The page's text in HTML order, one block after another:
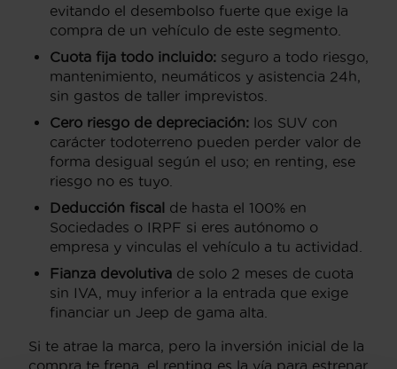
evitando el desembolso fuerte que exige la
compra de un vehículo de este segmento.
Cuota fija todo incluido: seguro a todo riesgo,
mantenimiento, neumáticos y asistencia 24h,
sin gastos de taller imprevistos.
Cero riesgo de depreciación: los SUV con
carácter todoterreno pueden perder valor de
forma desigual según el uso; en renting, ese
riesgo no es tuyo.
Deducción fiscal de hasta el 100% en
Sociedades o IRPF si eres autónomo o
empresa y vinculas el vehículo a tu actividad.
Fianza devolutiva de solo 2 meses de cuota
sin IVA, muy inferior a la entrada que exige
financiar un Jeep de gama alta.
Si te atrae la marca, pero la inversión inicial de la
compra te frena, el renting es la vía para estrenar